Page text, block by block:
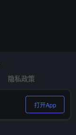
隐私政策
打开App